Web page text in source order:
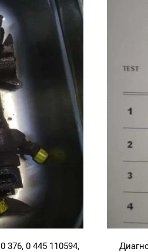
376, 0 445 110594,